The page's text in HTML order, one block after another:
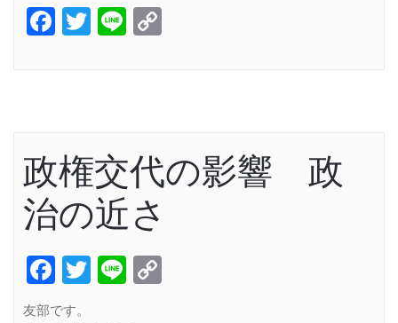
Facebook
Twitter
Line
政権交代の影響 政
治の近さ
Facebook
Twitter
Line
友部です。